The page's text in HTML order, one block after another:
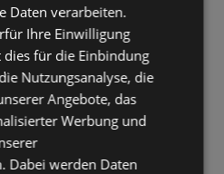
Flugblätter
Daten verarbeiten.
Ihre Einwilligung
dies für die Einbindung
Nutzungsanalyse, die
Angebote, das
Werbung und
Dabei werden Daten